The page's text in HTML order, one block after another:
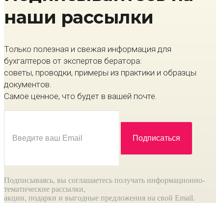
наши рассылки
Только полезная и свежая информация для
бухгалтеров от экспертов бератора:
советы, проводки, примеры из практики и образцы
документов.
Самое ценное, что будет в вашей почте.
Подписываясь, вы соглашаетесь получать информационно-
тематические рассылки,
акции, подарки и выгодные предложения на свой Email.